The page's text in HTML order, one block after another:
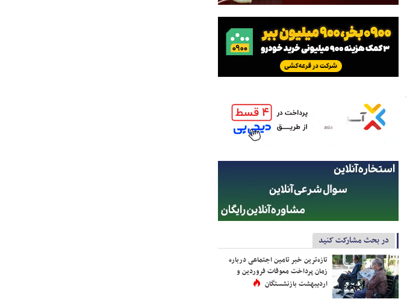
در بحث مشارکت کنید
تازه‌ترین خبر تامین اجتماعی درباره
زمان پرداخت معوقات فروردین و
اردیبهشت بازنشستگان